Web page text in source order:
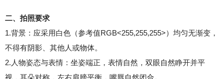
二、拍照要求
1.背景：应采用白色（参考值RGB<255,255,255>）均匀无渐变，
不得有阴影、其他人或物体。
2.人物姿态与表情：坐姿端正，表情自然，双眼自然睁开并平
视，耳朵对称，左右肩膀平衡，嘴唇自然闭合。